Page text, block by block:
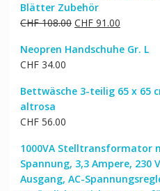
Blätter Zubehör
CHF108.00 Ursprünglicher
war:
CHF91.00Aktueller
ist:
Neopren Handschuhe Gr. L
CHF34.00
Bettwäsche 3-teilig 65 x 65
altrosa
CHF56.00
1000VA Stelltransformator
Spannung, 3,3 Ampere, 230
Ausgang, AC-